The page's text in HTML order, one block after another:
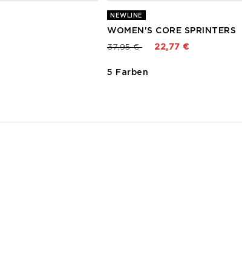
NEWLINE
WOMEN'S CORE SPRINTERS
Preis reduziert von
37,95 €bis 22,77 €
5 Farben